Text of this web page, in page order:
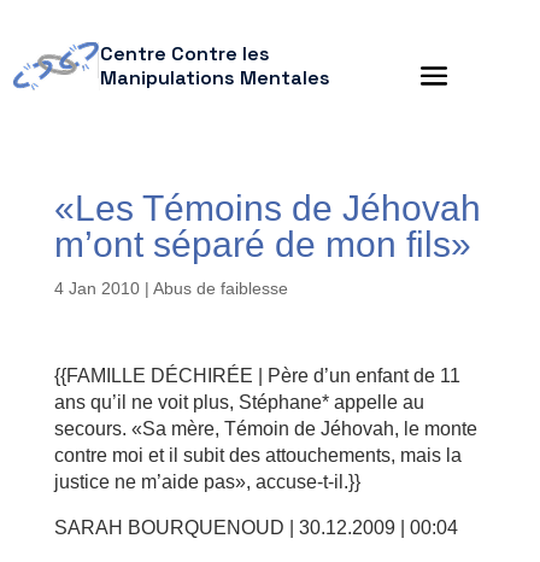
Centre Contre les
Manipulations Mentales
«Les Témoins de Jéhovah
m’ont séparé de mon fils»
4 Jan 2010| Abus de faiblesse
{{FAMILLE DÉCHIRÉE | Père d’un enfant de 11
ans qu’il ne voit plus, Stéphane* appelle au
secours. «Sa mère, Témoin de Jéhovah, le monte
contre moi et il subit des attouchements, mais la
justice ne m’aide pas», accuse-t-il.}}
SARAH BOURQUENOUD | 30.12.2009 | 00:04